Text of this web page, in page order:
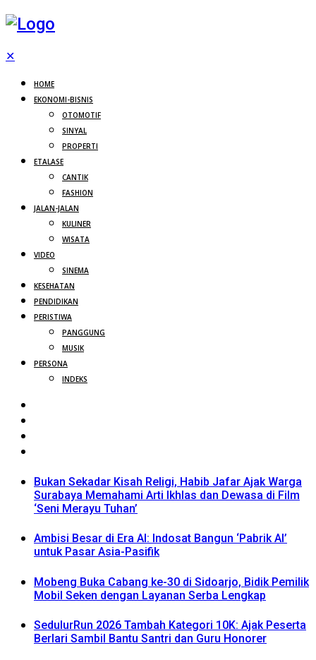
✕
HOME
EKONOMI-BISNIS
OTOMOTIF
SINYAL
PROPERTI
ETALASE
CANTIK
FASHION
JALAN-JALAN
KULINER
WISATA
VIDEO
SINEMA
KESEHATAN
PENDIDIKAN
PERISTIWA
PANGGUNG
MUSIK
PERSONA
INDEKS
Bukan Sekadar Kisah Religi, Habib Jafar Ajak Warga
Surabaya Memahami Arti Ikhlas dan Dewasa di Film
‘Seni Merayu Tuhan’
Ambisi Besar di Era AI: Indosat Bangun ‘Pabrik AI’
untuk Pasar Asia-Pasifik
Mobeng Buka Cabang ke-30 di Sidoarjo, Bidik Pemilik
Mobil Seken dengan Layanan Serba Lengkap
SedulurRun 2026 Tambah Kategori 10K: Ajak Peserta
Berlari Sambil Bantu Santri dan Guru Honorer